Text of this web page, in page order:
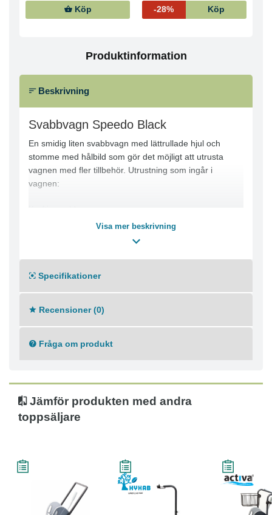
Köp -28% Köp
Produktinformation
Beskrivning
Svabbvagn Speedo Black
En smidig liten svabbvagn med lättrullade hjul och
stomme med hålbild som gör det möjligt att utrusta
vagnen med fler tillbehör. Utrustning som ingår i
vagnen:
15L hink med handtagVisa mer beskrivning
Specifikationer
Recensioner (0)
Fråga om produkt
Jämför produkten med andra
toppsäljare